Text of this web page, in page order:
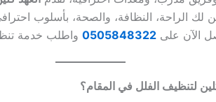
لك الراحة، النظافة، والصحة، بأسلوب
الآن على 0505848322 واطلب خدمة
لتنظيف الفلل في المقام؟